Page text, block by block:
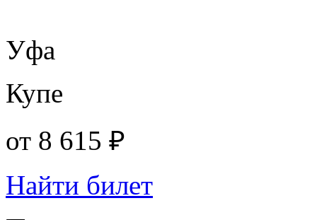
Уфа
Купе
от 8 615 ₽
Найти билет